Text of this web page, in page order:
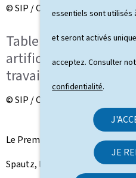
essentiels sont utilisés
et seront activés
acceptez. Consulter
confidentialité.
JE
© SIP / Claude Piscitelli
Table ronde
artificielle IA (KI-
travail - Tour de table
© SIP / Claude Piscitelli
Le Premier ministre, Luc
Spautz, le ministre de